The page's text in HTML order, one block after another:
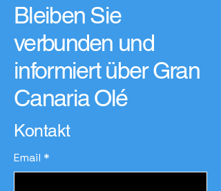
Bleiben Sie
verbunden und
informiert über Gran
Canaria Olé
Kontakt
Email *